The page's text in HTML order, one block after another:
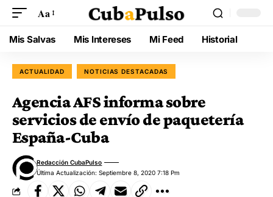
Aa
Mis Salvas Mis Intereses Mi Feed Historial
ACTUALIDAD NOTICIAS DESTACADAS
Agencia AFS informa sobre
servicios de envío de paquetería
España-Cuba
Última Actualización: Septiembre 8, 2020 7:18 Pm
Redacción CubaPulso